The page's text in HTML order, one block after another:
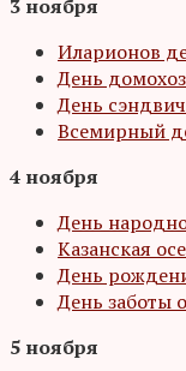
3 ноября
Иларионов
День
День
Всемирный
4 ноября
День
Казанская
День
День заботы
5 ноября